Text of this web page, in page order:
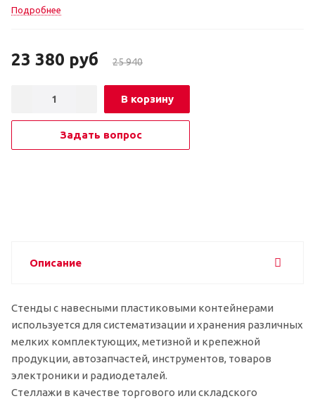
Подробнее
23 380 руб 25 940
В корзину
Задать вопрос
Описание
Стенды с навесными пластиковыми контейнерами
используется для систематизации и хранения различных
мелких комплектующих, метизной и крепежной
продукции, автозапчастей, инструментов, товаров
электроники и радиодеталей.
Стеллажи в качестве торгового или складского